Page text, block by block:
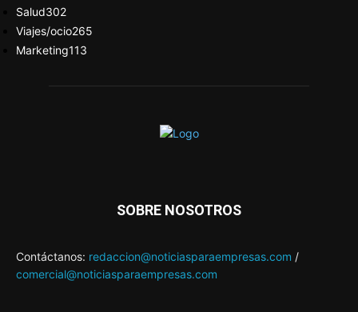
Salud302
Viajes/ocio265
Marketing113
SOBRE NOSOTROS
Contáctanos: redaccion@noticiasparaempresas.com /
comercial@noticiasparaempresas.com